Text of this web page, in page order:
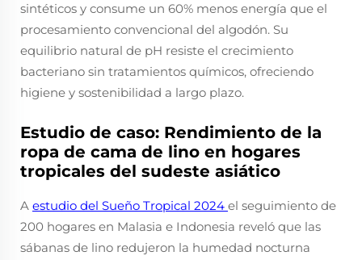
sintéticos y consume un 60% menos energía que el
procesamiento convencional del algodón. Su
equilibrio natural de pH resiste el crecimiento
bacteriano sin tratamientos químicos, ofreciendo
higiene y sostenibilidad a largo plazo.
Estudio de caso: Rendimiento de la
ropa de cama de lino en hogares
tropicales del sudeste asiático
A estudio del Sueño Tropical 2024 el seguimiento de
200 hogares en Malasia e Indonesia reveló que las
sábanas de lino redujeron la humedad nocturna